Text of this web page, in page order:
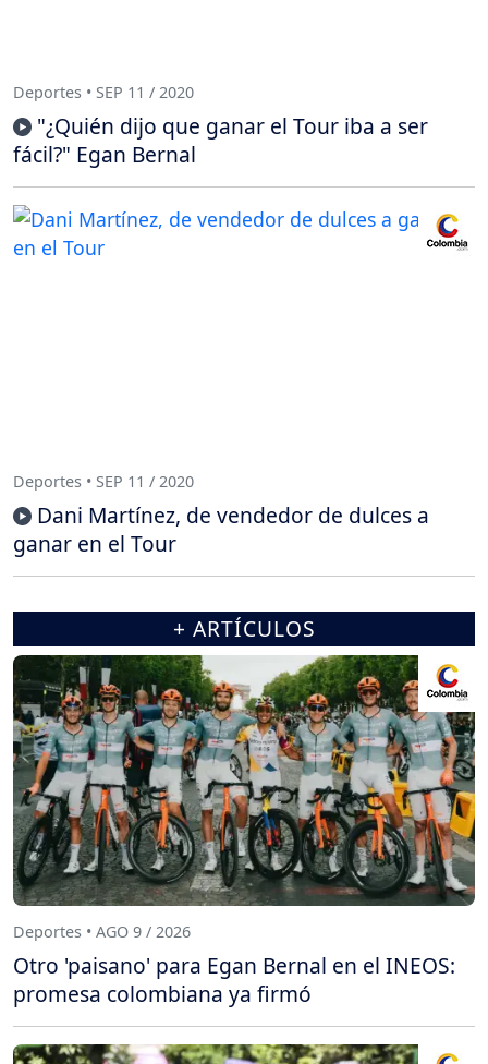
Deportes • SEP 11 / 2020
"¿Quién dijo que ganar el Tour iba a ser
fácil?" Egan Bernal
Deportes • SEP 11 / 2020
Dani Martínez, de vendedor de dulces a
ganar en el Tour
+ ARTÍCULOS
Deportes • AGO 9 / 2026
Otro 'paisano' para Egan Bernal en el INEOS:
promesa colombiana ya firmó